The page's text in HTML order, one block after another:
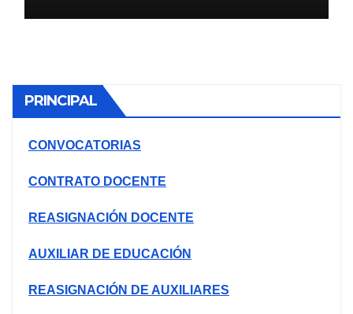
PRINCIPAL
CONVOCATORIAS
CONTRATO DOCENTE
REASIGNACIÓN DOCENTE
AUXILIAR DE EDUCACIÓN
REASIGNACIÓN DE AUXILIARES